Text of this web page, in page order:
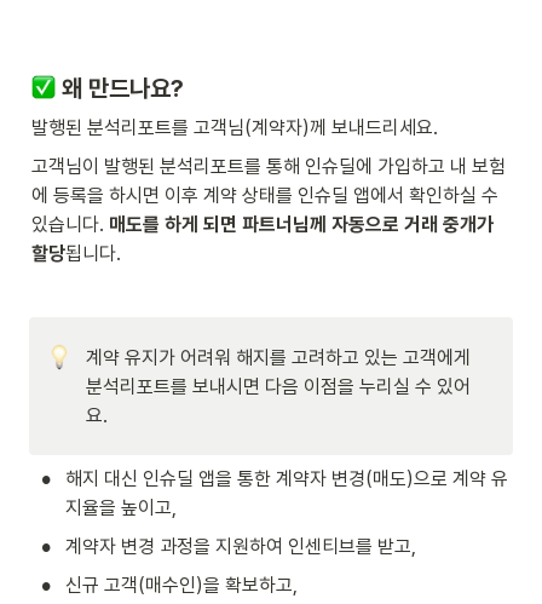
왜 만드나요?
발행된 분석리포트를 고객님(계약자)께 보내드리세요.
고객님이 발행된 분석리포트를 통해 인슈딜에 가입하고 내 보험
에 등록을 하시면 이후 계약 상태를 인슈딜 앱에서 확인하실 수
있습니다. 매도를 하게 되면 파트너님께 자동으로 거래 중개가
할당됩니다.
계약 유지가 어려워 해지를 고려하고 있는 고객에게
분석리포트를 보내시면 다음 이점을 누리실 수 있어
요.
•
해지 대신 인슈딜 앱을 통한 계약자 변경(매도)으로 계약 유
지율을 높이고,
• 계약자 변경 과정을 지원하여 인센티브를 받고,
• 신규 고객(매수인)을 확보하고,